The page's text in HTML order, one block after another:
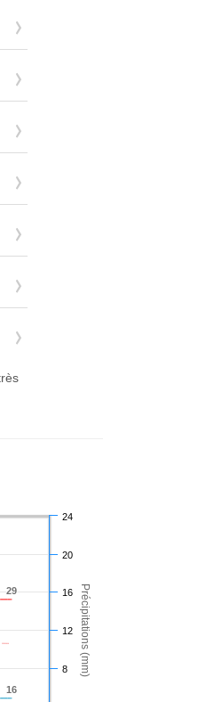
Précipitations (mm)
29
29
16
16
8
12
16
20
24